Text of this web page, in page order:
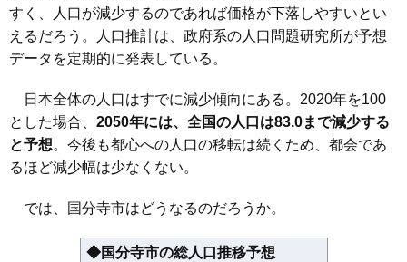
すく、人口が減少するのであれば価格が下落しやすいとい
えるだろう。人口推計は、政府系の人口問題研究所が予想
データを定期的に発表している。
日本全体の人口はすでに減少傾向にある。2020年を100
とした場合、 2050年には、全国の人口は83.0まで減少する
と予想。今後も都心への人口の移転は続くため、都会であ
るほど減少幅は少なくない。
では、国分寺市はどうなるのだろうか。
◆国分寺市の総人口推移予想